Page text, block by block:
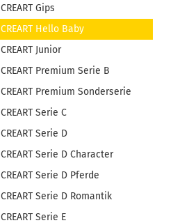
CREART Gips
CREART Hello Baby
CREART Junior
CREART Premium Serie B
CREART Premium Sonderserie
CREART Serie C
CREART Serie D
CREART Serie D Character
CREART Serie D Pferde
CREART Serie D Romantik
CREART Serie E